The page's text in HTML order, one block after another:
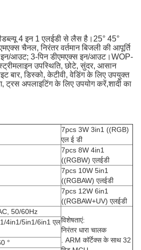
4 इन 1 एलईडी से लैस है। 25° 45°
चैनल, निरंतर वर्तमान बिजली की आपूर्ति
आउट; 3-पिन डीएमएक्स इन/आउट। WOP-
उपस्थिति, छोटे, सुंदर, आसान
बार, डिस्को, केटीवी, वेडिंग के लिए उपयुक्त
ट्रस अपलाइटिंग के लिए उपयोग करें,शादी का
7pcs 3W 3in1 ((RGB)
एल ई डी
7pcs 8W 4in1
((RGBW) एलईडी
7pcs 10W 5in1
((RGBAW) एलईडी
7pcs 12W 6in1
((RGBAW+UV) एलईडी
50/60Hz
विशेषताएं:
निरंतर धारा चालक
. ARM कॉर्टेक्स के साथ 32
4in1/5in1/6in1 एल
°